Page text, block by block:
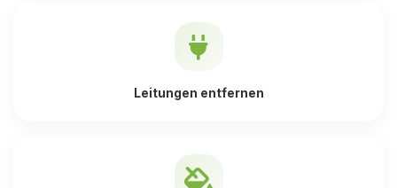
Leitungen entfernen